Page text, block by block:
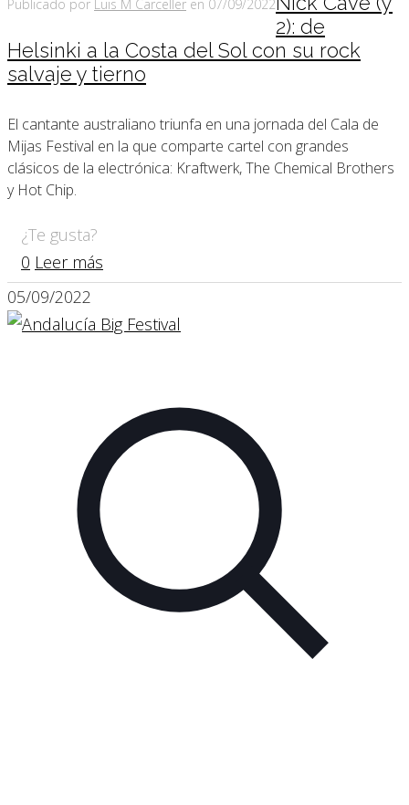
Publicado por Luis M Carceller en 07/09/2022
2): de
Helsinki a la Costa del Sol con su rock
salvaje y tierno
El cantante australiano triunfa en una jornada del Cala de
Mijas Festival en la que comparte cartel con grandes
clásicos de la electrónica: Kraftwerk, The Chemical Brothers
y Hot Chip.
¿Te gusta?
0 Leer más
05/09/2022